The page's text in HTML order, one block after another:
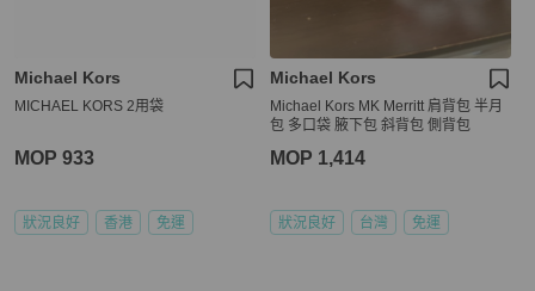
Michael Kors
MICHAEL KORS 2用袋
MOP 933
狀況良好 香港 免運
Michael Kors
Michael Kors MK Merritt 肩背包 半月
包 多口袋 腋下包 斜背包 側背包
MOP 1,414
狀況良好 台灣 免運